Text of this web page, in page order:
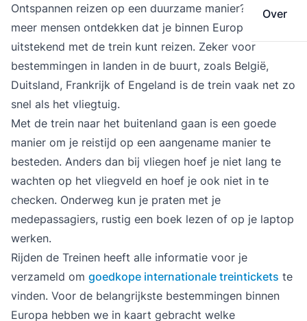
Over
Ontspannen reizen op een duurzame manier? Steeds
meer mensen ontdekken dat je binnen Europa
uitstekend met de trein kunt reizen. Zeker voor
bestemmingen in landen in de buurt, zoals België,
Duitsland, Frankrijk of Engeland is de trein vaak net zo
snel als het vliegtuig.
Met de trein naar het buitenland gaan is een goede
manier om je reistijd op een aangename manier te
besteden. Anders dan bij vliegen hoef je niet lang te
wachten op het vliegveld en hoef je ook niet in te
checken. Onderweg kun je praten met je
medepassagiers, rustig een boek lezen of op je laptop
werken.
Rijden de Treinen heeft alle informatie voor je
verzameld om goedkope internationale treintickets te
vinden. Voor de belangrijkste bestemmingen binnen
Europa hebben we in kaart gebracht welke